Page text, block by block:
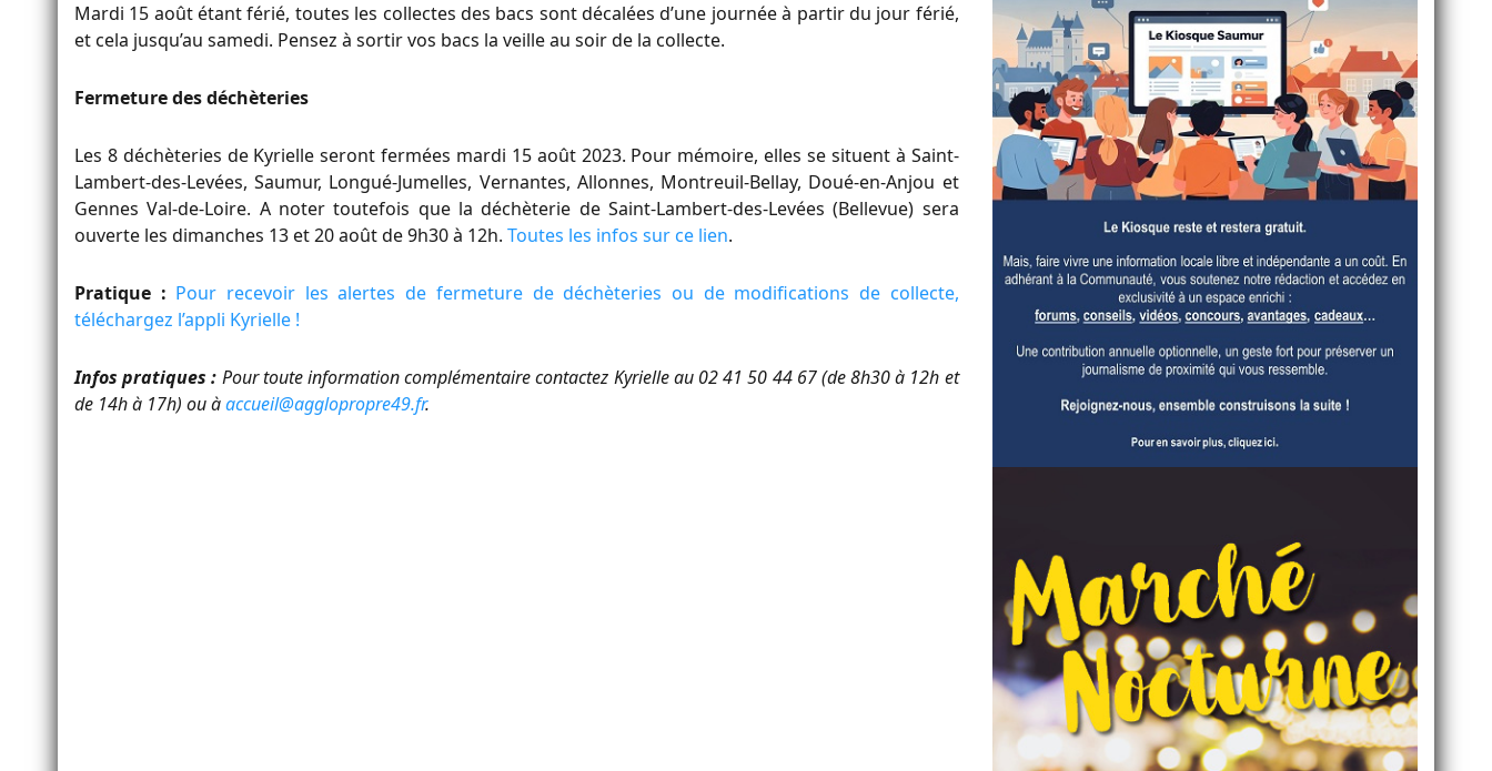
Mardi 15 août étant férié, toutes les collectes des bacs sont décalées d’une journée à partir du jour férié,
et cela jusqu’au samedi. Pensez à sortir vos bacs la veille au soir de la collecte.
Fermeture des déchèteries
Les 8 déchèteries de Kyrielle seront fermées mardi 15 août 2023. Pour mémoire, elles se situent à Saint-
Lambert-des-Levées, Saumur, Longué-Jumelles, Vernantes, Allonnes, Montreuil-Bellay, Doué-en-Anjou et
Gennes Val-de-Loire. A noter toutefois que la déchèterie de Saint-Lambert-des-Levées (Bellevue) sera
ouverte les dimanches 13 et 20 août de 9h30 à 12h. Toutes les infos sur ce lien.
Pratique : Pour recevoir les alertes de fermeture de déchèteries ou de modifications de collecte,
téléchargez l’appli Kyrielle !
Infos pratiques : Pour toute information complémentaire contactez Kyrielle au 02 41 50 44 67 (de 8h30 à 12h et
de 14h à 17h) ou àaccueil@agglopropre49.fr.